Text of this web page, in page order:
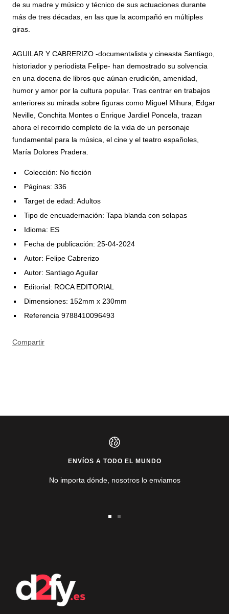
de su madre y músico y técnico de sus actuaciones durante
más de tres décadas, en las que la acompañó en múltiples
giras.
AGUILAR Y CABRERIZO -documentalista y cineasta Santiago,
historiador y periodista Felipe- han demostrado su solvencia
en una docena de libros que aúnan erudición, amenidad,
humor y amor por la cultura popular. Tras centrar en trabajos
anteriores su mirada sobre figuras como Miguel Mihura, Edgar
Neville, Conchita Montes o Enrique Jardiel Poncela, trazan
ahora el recorrido completo de la vida de un personaje
fundamental para la música, el cine y el teatro españoles,
María Dolores Pradera.
Colección: No ficción
Páginas: 336
Target de edad: Adultos
Tipo de encuadernación: Tapa blanda con solapas
Idioma: ES
Fecha de publicación: 25-04-2024
Autor: Felipe Cabrerizo
Autor: Santiago Aguilar
Editorial: ROCA EDITORIAL
Dimensiones: 152mm x 230mm
Referencia 9788410096493
Compartir
ENVÍOS A TODO EL MUNDO
No importa dónde, nosotros lo enviamos